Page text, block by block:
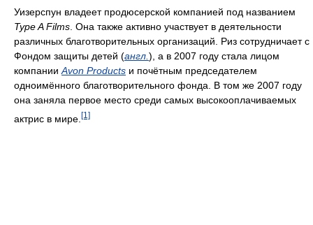
Уизерспун владеет продюсерской компанией под названием
Type A Films . Она также активно участвует в деятельности
различных благотворительных организаций. Риз сотрудничает с
Фондом защиты детей (англ. ), а в 2007 году стала лицом
компании Avon Products и почётным председателем
одноимённого благотворительного фонда. В том же 2007 году
она заняла первое место среди самых высокооплачиваемых
актрис в мире. [1]